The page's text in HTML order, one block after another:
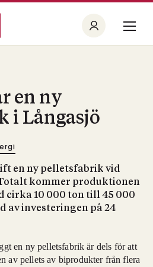
en ny
i Långasjö
en ny pelletsfabrik vid
kommer produktionen
cirka 10 000 ton till 45 000
av investeringen på 24
en ny pelletsfabrik är dels för att
av pellets av biprodukter från flera